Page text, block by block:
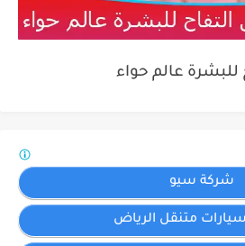
للبشرة عالم حواء
شركة سيو
متنقل الرياض